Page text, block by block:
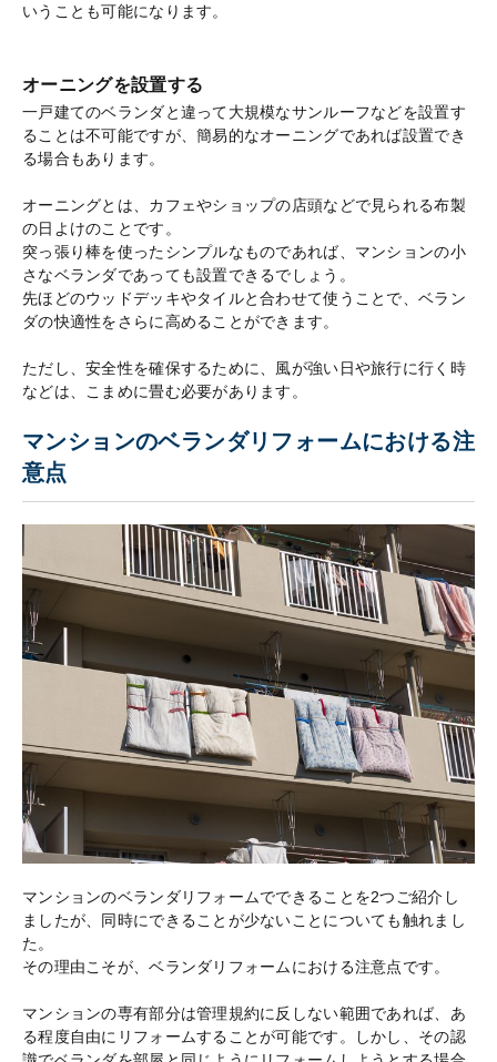
いうことも可能になります。
オーニングを設置する
一戸建てのベランダと違って大規模なサンルーフなどを設置す
ることは不可能ですが、簡易的なオーニングであれば設置でき
る場合もあります。
オーニングとは、カフェやショップの店頭などで見られる布製
の日よけのことです。
突っ張り棒を使ったシンプルなものであれば、マンションの小
さなベランダであっても設置できるでしょう。
先ほどのウッドデッキやタイルと合わせて使うことで、ベラン
ダの快適性をさらに高めることができます。
ただし、安全性を確保するために、風が強い日や旅行に行く時
などは、こまめに畳む必要があります。
マンションのベランダリフォームにおける注
意点
マンションのベランダリフォームでできることを2つご紹介し
ましたが、同時にできることが少ないことについても触れまし
た。
その理由こそが、ベランダリフォームにおける注意点です。
マンションの専有部分は管理規約に反しない範囲であれば、あ
る程度自由にリフォームすることが可能です。しかし、その認